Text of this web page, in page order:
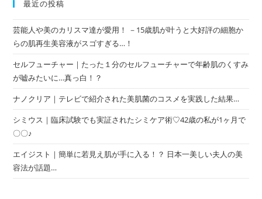
最近の投稿
芸能人や美のカリスマ達が愛用！ －15歳肌が叶うと大好評の細胞か
らの肌再生美容液がスゴすぎる…！
セルフューチャー｜たった１分のセルフューチャーで年齢肌のくすみ
が嘘みたいに…真っ白！？
ナノクリア｜テレビで紹介された美肌菌のコスメを実践した結果…
シミウス｜臨床試験でも実証されたシミケア術♡42歳の私が1ヶ月で
〇〇♪
エイジスト｜簡単に若見え肌が手に入る！？ 日本一美しい夫人の美
容法が話題…